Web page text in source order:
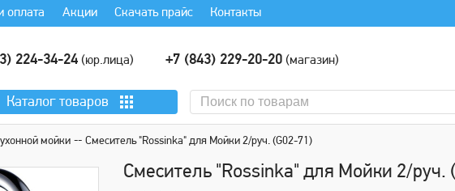
оплата Акции Скачать прайс Контакты
224-34-24 (юр.лица) +7 (843) 229-20-20(магазин)
Каталог товаров
мойки Смеситель "Rossinka" для Мойки 2/руч. (G02-71)
Смеситель "Rossinka" для Мойки 2/руч.